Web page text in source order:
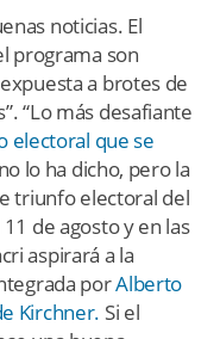
noticias. El
programa son
a brotes de
“Lo más desafiante
electoral que se
lo ha dicho, pero la
triunfo electoral del
de agosto y en las
aspirará a la
porAlberto
Kirchner. Si el